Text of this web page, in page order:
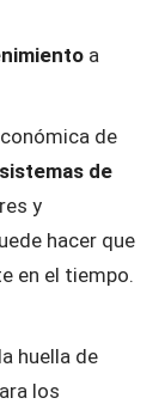
a
de
sistemas de
y
hacer que
en el tiempo.
huella de
los